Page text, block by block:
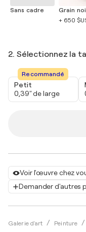
Voir l'œuvre chez
Demander d'autres
Galerie d'art Peinture
Sans cadre
Grain
+ 650
2. Sélectionnez la
Recommandé
Petit
0,39" de large